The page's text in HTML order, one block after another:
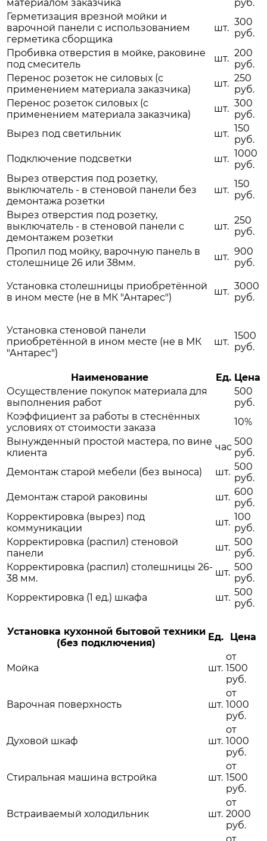
материалом заказчика
руб.
Герметизация врезной мойки и
варочной панели с использованием
герметика сборщика
шт.
300
руб.
Пробивка отверстия в мойке, раковине
под смеситель
шт. 200
руб.
Перенос розеток не силовых (с
применением материала заказчика)
шт. 250
руб.
Перенос розеток силовых (с
применением материала заказчика)
шт. 300
руб.
Вырез под светильник
шт. 150
руб.
Подключение подсветки
шт. 1000
руб.
Вырез отверстия под розетку,
выключатель - в стеновой панели без
демонтажа розетки
шт.
150
руб.
Вырез отверстия под розетку,
выключатель - в стеновой панели с
демонтажем розетки
шт.
250
руб.
Пропил под мойку, варочную панель в
столешнице 26 или 38мм.
шт. 900
руб.
Установка столешницы приобретённой
в ином месте (не в МК "Антарес")
шт. 3000
руб.
Установка стеновой панели
приобретённой в ином месте (не в МК
"Антарес")
шт.
1500
руб.
Наименование Ед. Цена
Осуществление покупок материала для
выполнения работ
500
руб.
Коэффициент за работы в стеснённых
условиях от стоимости заказа
10%
Вынужденный простой мастера, по вине
клиента
час 500
руб.
Демонтаж старой мебели (без выноса)
шт. 500
руб.
Демонтаж старой раковины
шт. 600
руб.
Корректировка (вырез) под
коммуникации
шт. 100
руб.
Корректировка (распил) стеновой
панели
шт. 500
руб.
Корректировка (распил) столешницы 26-
38 мм.
шт. 500
руб.
Корректировка (1 ед.) шкафа
шт. 500
руб.
Установка кухонной бытовой техники
(без подключения)
Ед. Цена
Мойка шт.
от
1500
руб.
Варочная поверхность шт.
от
1000
руб.
Духовой шкаф шт.
от
1000
руб.
Стиральная машина встройка шт.
от
1500
руб.
Встраиваемый холодильник шт.
от
2000
руб.